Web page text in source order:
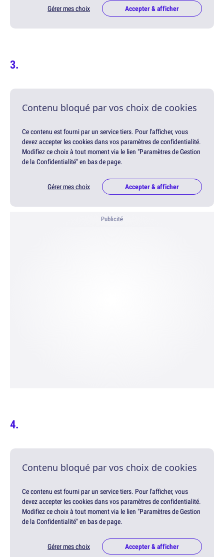
Gérer mes choix Accepter & afficher
Contenu bloqué par vos choix de cookies
Ce contenu est fourni par un service tiers. Pour l'afficher, vous
devez accepter les cookies dans vos paramètres de confidentialité.
Modifiez ce choix à tout moment via le lien "Paramètres de Gestion
de la Confidentialité" en bas de page.
Gérer mes choix Accepter & afficher
Publicité
Contenu bloqué par vos choix de cookies
Ce contenu est fourni par un service tiers. Pour l'afficher, vous
devez accepter les cookies dans vos paramètres de confidentialité.
Modifiez ce choix à tout moment via le lien "Paramètres de Gestion
de la Confidentialité" en bas de page.
Gérer mes choix Accepter & afficher